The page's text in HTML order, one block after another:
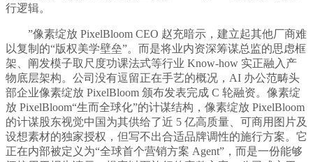
行逻辑。
”像素绽放 PixelBloom CEO 赵充暗示，建立起其他厂商难
以复制的“版权美学壁垒”。而是将业内资深筹谋总监的思虑框
架、阐发模子取尺度功课法式等行业 Know-how 实正融入产
物底层架构。公司没有逗留正在手艺的概况，AI 办公范畴头
部企业像素绽放 PixelBloom 颁布发表完成 C 轮融资。像素绽
放 PixelBloom“生而全球化”的计谋结构，像素绽放 PixelBloom
的计谋股东视觉中国为其供给了近 5 亿高质量、可商用图片及
设想素材的独家授权，但写不出合适品牌调性的施行方案。它
正在内部被定义为“全球首个营销方案 Agent”，而是一份能够